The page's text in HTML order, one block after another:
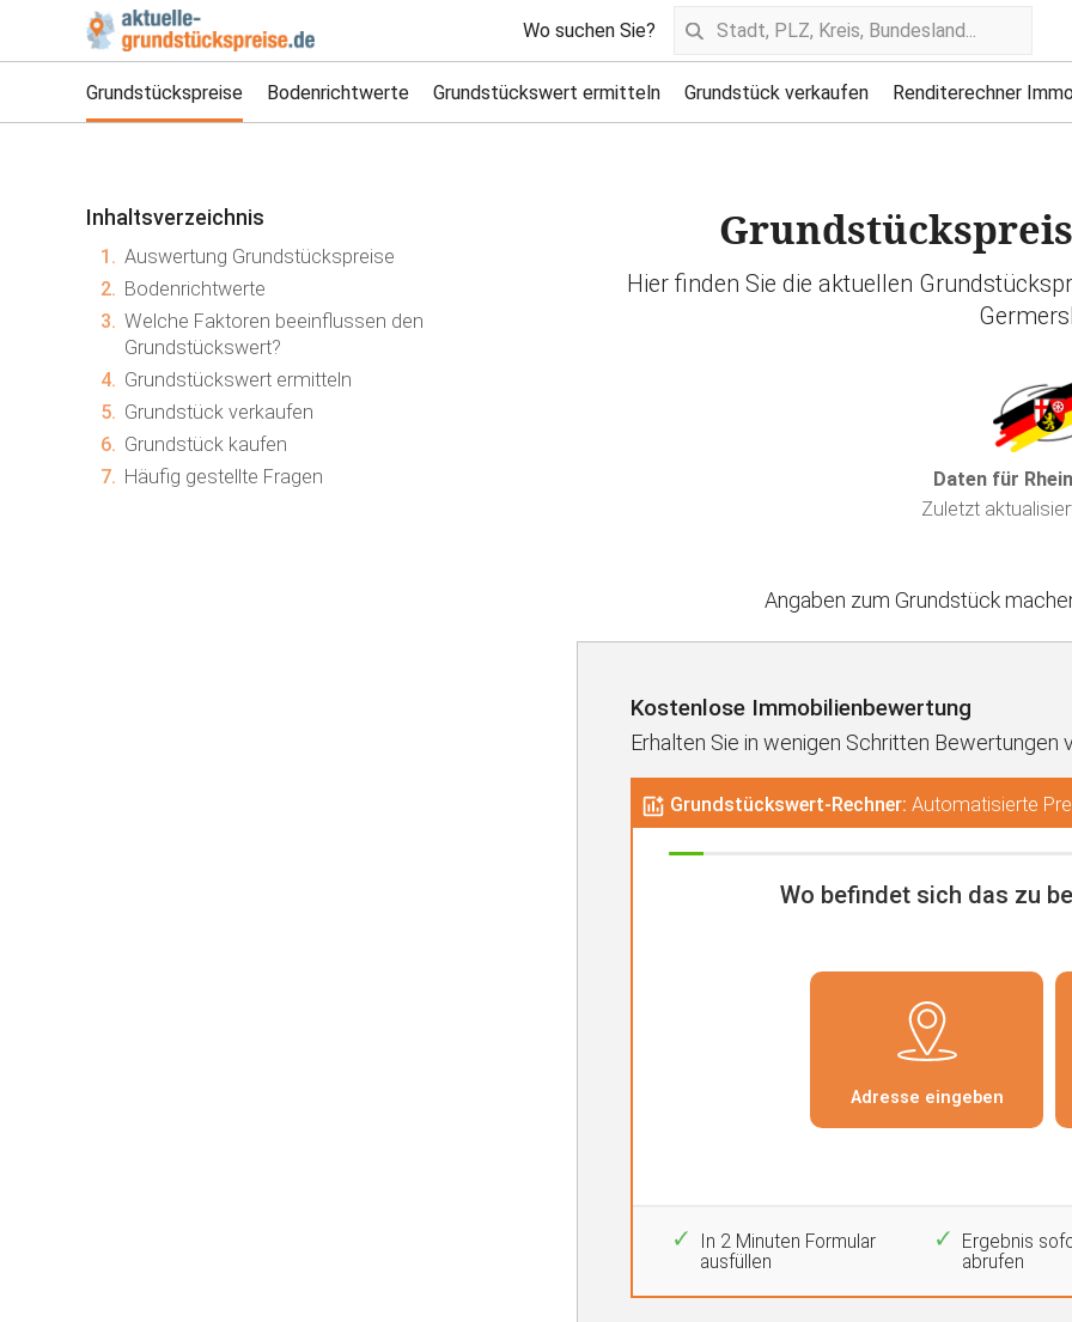
Wo suchen Sie?
Grundstückspreise Bodenrichtwerte Grundstückswert ermitteln Grundstück verkaufen Renditerechner
Inhaltsverzeichnis
1. Auswertung Grundstückspreise
2. Bodenrichtwerte
3. Welche Faktoren beeinflussen den
Grundstückswert?
4. Grundstückswert ermitteln
5. Grundstück verkaufen
6. Grundstück kaufen
7. Häufig gestellte Fragen
Hier finden Sie die aktuellen
Daten für
Zuletzt
Angaben zum Grundstück
Kostenlose Immobilienbewertung
Erhalten Sie in wenigen Schritten
Grundstückswert-Rechner: Automatisierte
In 2 Minuten Formular
ausfüllen
Ergebnis
abrufen